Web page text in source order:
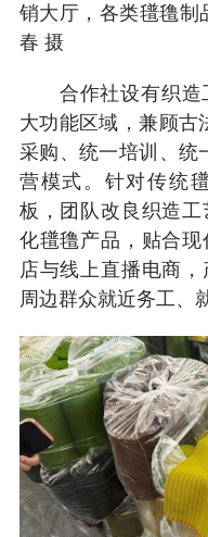
销大厅，各类氆氇制
春 摄
合作社设有织造
大功能区域，兼顾古
采购、统一培训、统
营模式。针对传统
板，团队改良织造
化氆氇产品，贴合
店与线上直播电商
周边群众就近务工、